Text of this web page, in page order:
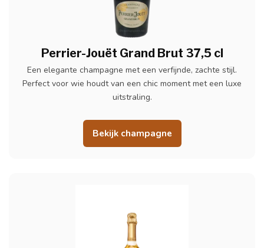
Perrier-Jouët Grand Brut 37,5 cl
Een elegante champagne met een verfijnde, zachte stijl.
Perfect voor wie houdt van een chic moment met een luxe
uitstraling.
Bekijk champagne